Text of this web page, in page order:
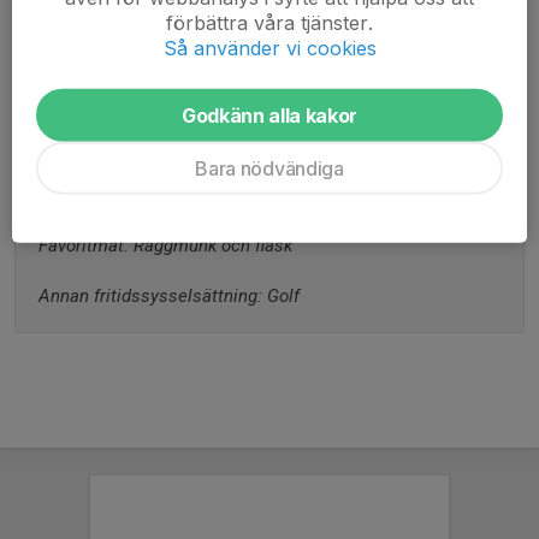
Moderklubb: Huskvarna Södra
Säsongen 2023 spelade jag : Golf
Favoritmat: Raggmunk och fläsk
Annan fritidssysselsättning: Golf
förbättra våra tjänster.
Så använder vi cookies
Godkänn alla kakor
Bara nödvändiga